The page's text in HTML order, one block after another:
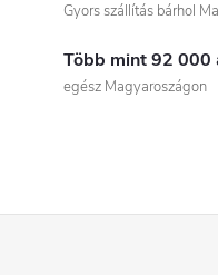
Gyors szállítás bárhol
Több mint 92 000
egész Magyaroszágon